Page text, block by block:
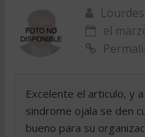
el
Excelente el articulo, y
sindrome ojala se den
bueno para su